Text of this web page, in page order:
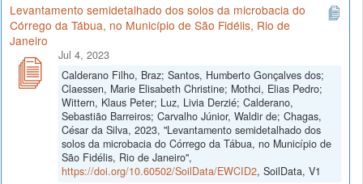
Levantamento semidetalhado dos solos da microbacia do
Córrego da Tábua, no Município de São Fidélis, Rio de
Janeiro
Jul 4, 2023
Calderano Filho, Braz; Santos, Humberto Gonçalves dos;
Claessen, Marie Elisabeth Christine; Mothci, Elias Pedro;
Wittern, Klaus Peter; Luz, Livia Derzié; Calderano,
Sebastião Barreiros; Carvalho Júnior, Waldir de; Chagas,
César da Silva, 2023, "Levantamento semidetalhado dos
solos da microbacia do Córrego da Tábua, no Município de
São Fidélis, Rio de Janeiro",
https://doi.org/10.60502/SoilData/EWCID2, SoilData, V1